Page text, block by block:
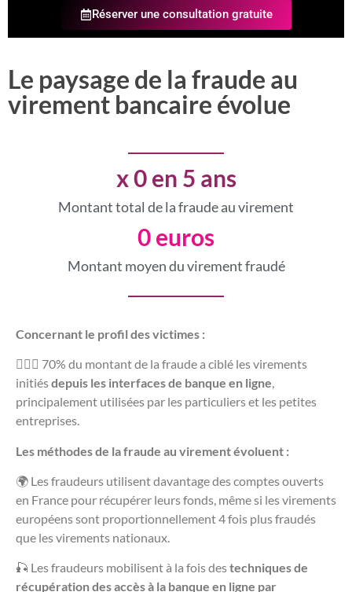
Réserver une consultation gratuite
Le paysage de la fraude au
virement bancaire évolue
Montant total de la fraude au virement
x 0 en 5 ans
Montant moyen du virement fraudé
0 euros
Concernant le profil des victimes :
🕵🏻‍♀️ 70% du montant de la fraude a ciblé les virements
initiésdepuis les interfaces de banque en ligne,
principalement utilisées par les particuliers et les petites
entreprises.
Les méthodes de la fraude au virement évoluent :
🌍 Les fraudeurs utilisent davantage des comptes ouverts
en France pour récupérer leurs fonds, même si les virements
européens sont proportionnellement 4 fois plus fraudés
que les virements nationaux.
🎣 Les fraudeurs mobilisent à la fois destechniques de
récupération des accès à la banque en ligne par